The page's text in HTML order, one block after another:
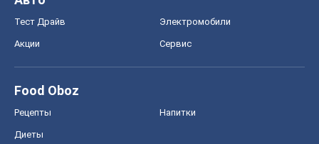
Тест Драйв Электромобили
Акции Сервис
Food Oboz
Рецепты Напитки
Диеты